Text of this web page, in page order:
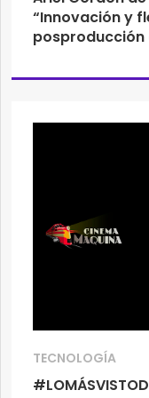
“Innovación y
TECNOLOGÍA